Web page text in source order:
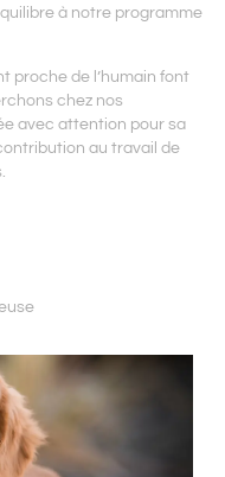
à notre programme
proche de l’humain font
chez nos
avec attention pour sa
au travail de